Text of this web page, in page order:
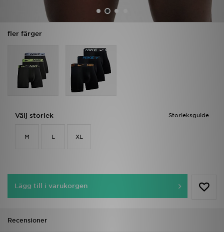
fler färger
Storleksguide
Välj storlek
M L XL
Lägg till i varukorgen
Recensioner